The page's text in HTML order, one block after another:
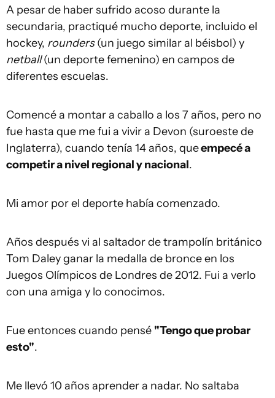
A pesar de haber sufrido acoso durante la
secundaria, practiqué mucho deporte, incluido el
hockey, rounders(un juego similar al béisbol) y
netball(un deporte femenino) en campos de
diferentes escuelas.
Comencé a montar a caballo a los 7 años, pero no
fue hasta que me fui a vivir a Devon (suroeste de
Inglaterra), cuando tenía 14 años, queempecé a
competir a nivel regional y nacional.
Mi amor por el deporte había comenzado.
Años después vi al saltador de trampolín británico
Tom Daley ganar la medalla de bronce en los
Juegos Olímpicos de Londres de 2012. Fui a verlo
con una amiga y lo conocimos.
Fue entonces cuando pensé "Tengo que probar
esto".
Me llevó 10 años aprender a nadar. No saltaba